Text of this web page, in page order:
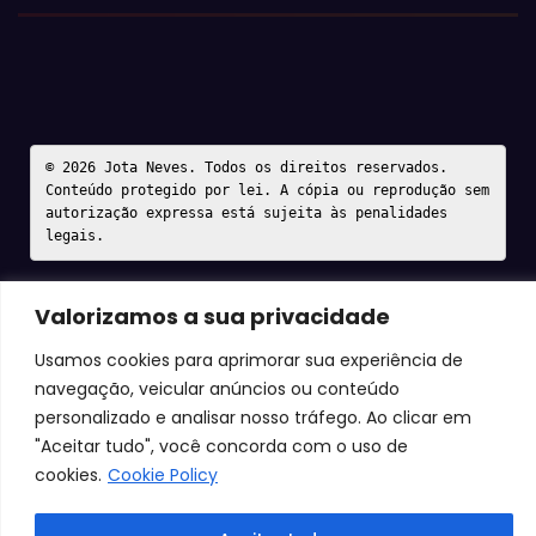
Valorizamos a sua privacidade
Usamos cookies para aprimorar sua experiência de
navegação, veicular anúncios ou conteúdo
personalizado e analisar nosso tráfego. Ao clicar em
"Aceitar tudo", você concorda com o uso de
cookies. Cookie Policy
© 2026 Jota Neves. Todos os direitos reservados.
Conteúdo protegido por lei. A cópia ou reprodução sem
autorização expressa está sujeita às penalidades
legais.